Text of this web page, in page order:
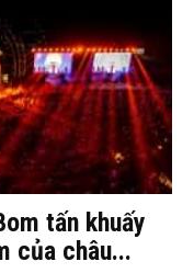
tấn khuấy
của châu...